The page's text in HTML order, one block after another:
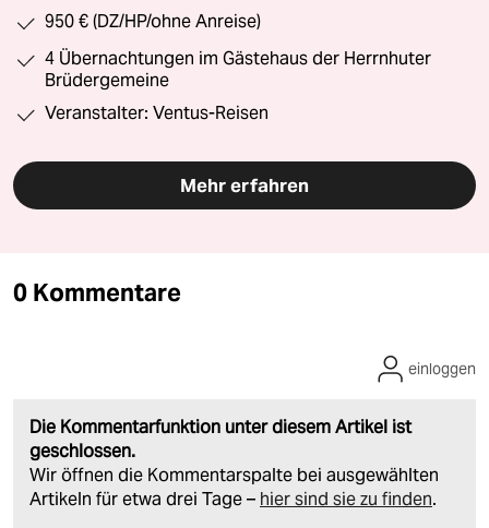
950 € (DZ/HP/ohne Anreise)
4 Übernachtungen im Gästehaus der Herrnhuter
Brüdergemeine
Veranstalter: Ventus-Reisen
Mehr erfahren
0 Kommentare
Die Kommentarfunktion unter diesem Artikel ist
geschlossen.
Wir öffnen die Kommentarspalte bei ausgewählten
Artikeln für etwa drei Tage – hier sind sie zu finden.
einloggen